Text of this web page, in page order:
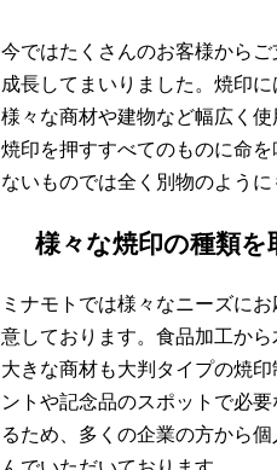
今ではたくさんのお客様から
成長してまいりました。焼印
様々な商材や建物など幅広く使
焼印を押すすべてのものに命
ないものでは全く別物のように
様々な焼印の種類を
ミナモトでは様々なニーズに
意しております。食品加工か
大きな商材も大判タイプの焼
ントや記念品のスポットで必
るため、多くの企業の方から